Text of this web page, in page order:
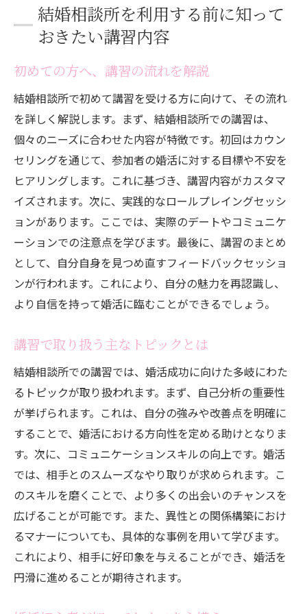
結婚相談所を利用する前に知って
おきたい講習内容
初めての方へ、講習の流れを解説
結婚相談所で初めて講習を受ける方に向けて、その流れ
を詳しく解説します。まず、結婚相談所での講習は、
個々のニーズに合わせた内容が特徴です。初回はカウン
セリングを通じて、参加者の婚活に対する目標や不安を
ヒアリングします。これに基づき、講習内容がカスタマ
イズされます。次に、実践的なロールプレイングセッシ
ョンがあります。ここでは、実際のデートやコミュニケ
ーションでの注意点を学びます。最後に、講習のまとめ
として、自分自身を見つめ直すフィードバックセッショ
ンが行われます。これにより、自分の魅力を再認識し、
より自信を持って婚活に臨むことができるでしょう。
講習で取り扱う主なトピックとは
結婚相談所での講習では、婚活成功に向けた多岐にわた
るトピックが取り扱われます。まず、自己分析の重要性
が挙げられます。これは、自分の強みや改善点を明確に
することで、婚活における方向性を定める助けとなりま
す。次に、コミュニケーションスキルの向上です。婚活
では、相手とのスムーズなやり取りが求められます。こ
のスキルを磨くことで、より多くの出会いのチャンスを
広げることが可能です。また、異性との関係構築におけ
るマナーについても、具体的な事例を用いて学びます。
これにより、相手に好印象を与えることができ、婚活を
円滑に進めることが期待されます。